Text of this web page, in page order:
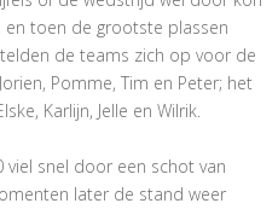
en toen de grootste plassen
de teams zich op voor de
Pomme, Tim en Peter; het
Karlijn, Jelle en Wilrik.
snel door een schot van
later de stand weer